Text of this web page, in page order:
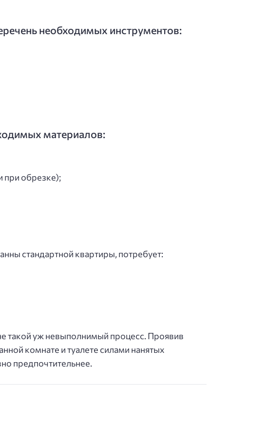
необходимых инструментов:
материалов:
при обрезке);
стандартной квартиры, потребует:
такой уж невыполнимый процесс. Проявив
комнате и туалете силами нанятых
предпочтительнее.